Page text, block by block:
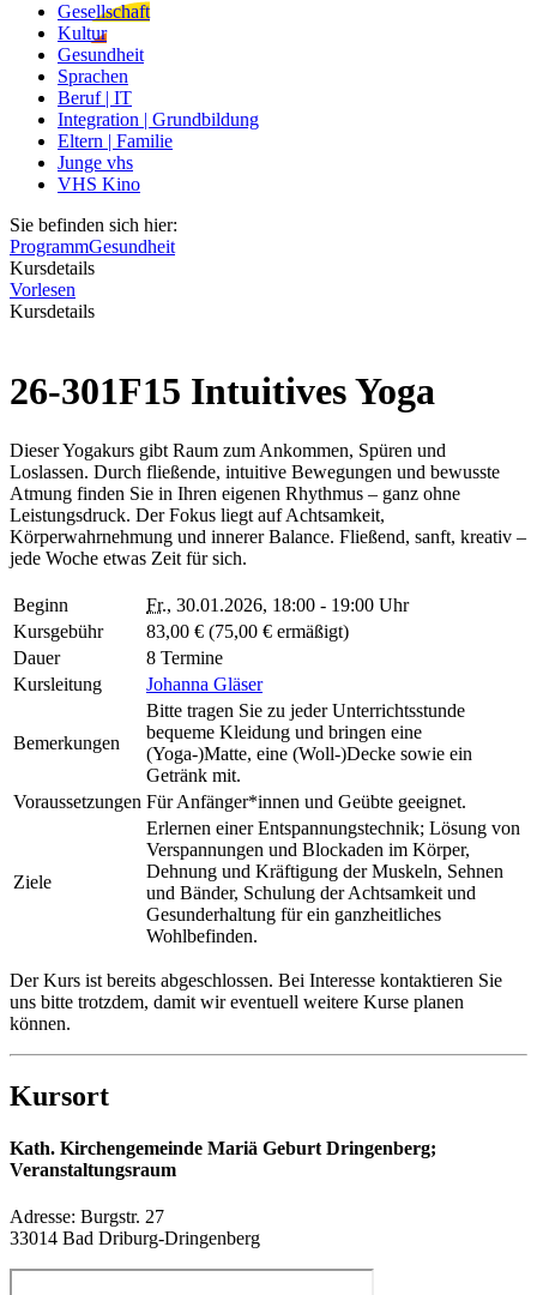
Gesellschaft
Kultur
Gesundheit
Sprachen
Beruf | IT
Integration | Grundbildung
Eltern | Familie
Junge vhs
VHS Kino
Sie befinden sich hier:
ProgrammGesundheit
Kursdetails
Vorlesen
Kursdetails
26-301F15 Intuitives Yoga
Dieser Yogakurs gibt Raum zum Ankommen, Spüren und
Loslassen. Durch fließende, intuitive Bewegungen und bewusste
Atmung finden Sie in Ihren eigenen Rhythmus – ganz ohne
Leistungsdruck. Der Fokus liegt auf Achtsamkeit,
Körperwahrnehmung und innerer Balance. Fließend, sanft, kreativ –
jede Woche etwas Zeit für sich.
Beginn Fr., 30.01.2026, 18:00 - 19:00 Uhr
Kursgebühr
83,00 € (75,00 € ermäßigt)
Dauer
8 Termine
Kursleitung
Johanna Gläser
Bemerkungen
Bitte tragen Sie zu jeder Unterrichtsstunde
bequeme Kleidung und bringen eine
(Yoga-)Matte, eine (Woll-)Decke sowie ein
Getränk mit.
Voraussetzungen Für Anfänger*innen und Geübte geeignet.
Ziele
Erlernen einer Entspannungstechnik; Lösung von
Verspannungen und Blockaden im Körper,
Dehnung und Kräftigung der Muskeln, Sehnen
und Bänder, Schulung der Achtsamkeit und
Gesunderhaltung für ein ganzheitliches
Wohlbefinden.
Der Kurs ist bereits abgeschlossen. Bei Interesse kontaktieren Sie
uns bitte trotzdem, damit wir eventuell weitere Kurse planen
können.
Kursort
Kath. Kirchengemeinde Mariä Geburt Dringenberg;
Veranstaltungsraum
Adresse: Burgstr. 27
33014 Bad Driburg-Dringenberg